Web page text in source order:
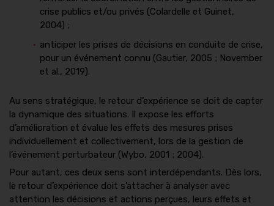
crise publics et/ou privés (Colardelle et Guinet,
2004) ;
anticiper les prises de décisions en conduite de crise,
pour un événement connu (Gautier, 2005 ; November
et al., 2019).
Au sens stratégique, le retour d’expérience se doit de capter
la dynamique des situations. Il expose les efforts
d’amélioration et évalue les effets des mesures prises
individuellement et collectivement, lors de la gestion de
l’événement perturbateur (Wybo, 2001 ; 2004).
Pour autant, ces deux sens sont interdépendants. Dès lors,
le retour d’expérience doit s’attacher à analyser avec
attention les décisions et actions perçues, leurs effets et